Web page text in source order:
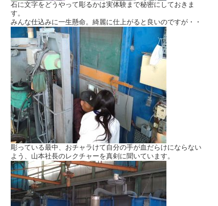
石に文字をどうやって彫るかは実体験まで秘密にしておきま
す。
みんな仕込みに一生懸命。綺麗に仕上がると良いのですが・・
彫っている最中、おチャラけて自分の手が血だらけにならない
よう、山本社長のレクチャーを真剣に聞いています。